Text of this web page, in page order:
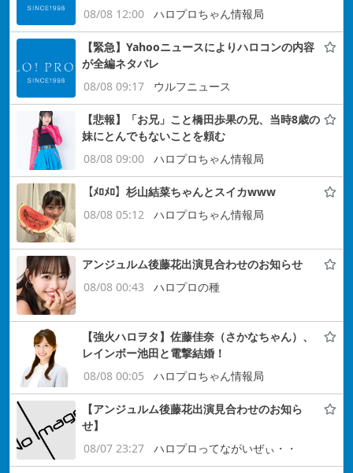
08/08 12:00
ハロプロちゃん情報局
【緊急】Yahooニュースによりハロコンの内容
が全編ネタバレ
08/08 09:17
ウルフニュース
【悲報】「お兄」こと橋田歩果の兄、当時8歳の
妹にとんでもないことを頼む
08/08 09:00
ハロプロちゃん情報局
【ﾒﾛﾒﾛ】杉山結菜ちゃんとスイカwww
08/08 05:12
ハロプロちゃん情報局
アンジュルム後藤花出演見合わせのお知らせ
08/08 00:43
ハロプロの種
【強火ハロヲタ】佐藤佳奈（さかなちゃん）、
レインボー池田と電撃結婚！
08/08 00:05
ハロプロちゃん情報局
【アンジュルム後藤花出演見合わせのお知ら
せ】
08/07 23:27
ハロプロってながいぜぃ・・